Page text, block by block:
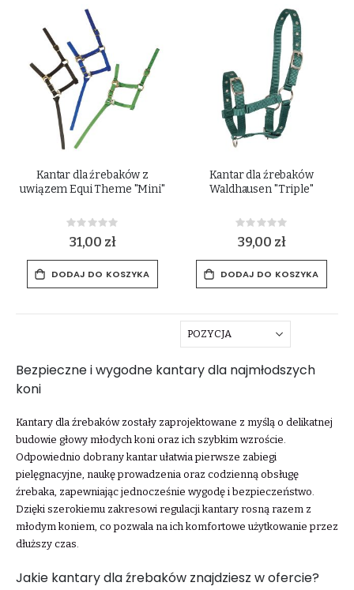
Kantar dla źrebaków z
uwiązem Equi Theme "Mini"
Rating:
0%
31,00 zł
DODAJ DO KOSZYKA
Kantar dla źrebaków
Waldhausen "Triple"
Rating:
0%
39,00 zł
DODAJ DO KOSZYKA
Bezpieczne i wygodne kantary dla najmłodszych
koni
Kantary dla źrebaków zostały zaprojektowane z myślą o delikatnej
budowie głowy młodych koni oraz ich szybkim wzroście.
Odpowiednio dobrany kantar ułatwia pierwsze zabiegi
pielęgnacyjne, naukę prowadzenia oraz codzienną obsługę
źrebaka, zapewniając jednocześnie wygodę i bezpieczeństwo.
Dzięki szerokiemu zakresowi regulacji kantary rosną razem z
młodym koniem, co pozwala na ich komfortowe użytkowanie przez
dłuższy czas.
Jakie kantary dla źrebaków znajdziesz w ofercie?